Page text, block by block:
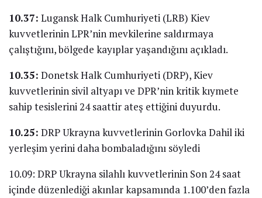
10.37: Lugansk Halk Cumhuriyeti (LRB) Kiev
kuvvetlerinin LPR’nin mevkilerine saldırmaya
çalıştığını, bölgede kayıplar yaşandığını açıkladı.
10.35: Donetsk Halk Cumhuriyeti (DRP), Kiev
kuvvetlerinin sivil altyapı ve DPR’nin kritik kıymete
sahip tesislerini 24 saattir ateş ettiğini duyurdu.
10.25: DRP Ukrayna kuvvetlerinin Gorlovka Dahil iki
yerleşim yerini daha bombaladığını söyledi
10.09: DRP Ukrayna silahlı kuvvetlerinin Son 24 saat
içinde düzenlediği akınlar kapsamında 1.100’den fazla